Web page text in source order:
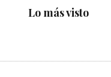
Lo más visto